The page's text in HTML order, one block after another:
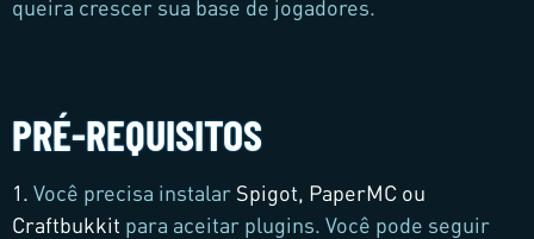
queira crescer sua base de jogadores.
PRÉ-REQUISITOS
1. Você precisa instalar Spigot, PaperMC ou
Craftbukkit para aceitar plugins. Você pode seguir